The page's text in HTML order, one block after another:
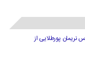
نریمان پورطلایی از